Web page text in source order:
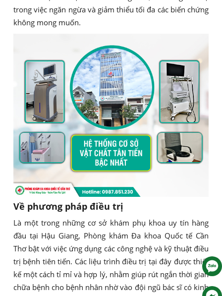
trong việc ngăn ngừa và giảm thiểu tối đa các biến chứng
không mong muốn.
Về phương pháp điều trị
Là một trong những cơ sở khám phụ khoa uy tín hàng
đầu tại Hậu Giang, Phòng khám Đa khoa Quốc tế Cần
Thơ bật với việc ứng dụng các công nghệ và kỹ thuật điều
trị bệnh tiên tiến. Các liệu trình điều trị tại đây được thiết
kế một cách tỉ mỉ và hợp lý, nhằm giúp rút ngắn thời gian
chữa bệnh cho bệnh nhân nhờ vào đội ngũ bác sĩ có kinh